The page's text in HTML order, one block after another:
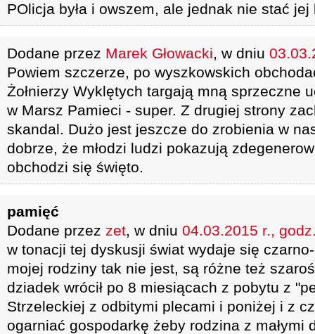
POlicja była i owszem, ale jednak nie stać jej
Dodane przez Marek Głowacki, w dniu
Powiem szczerze, po wyszkowskich
Żołnierzy Wyklętych targają mną sprzeczne
w Marsz Pamieci - super. Z drugiej strony
skandal. Dużo jest jeszcze do zrobienia w
dobrze, że młodzi ludzi pokazują
obchodzi się święto.
pamięć
Dodane przez zet, w dniu 04.03.2015 r.,
w tonacji tej dyskusji świat wydaje się
mojej rodziny tak nie jest, są różne też
dziadek wrócił po 8 miesiącach z pobytu z
Strzeleckiej z odbitymi plecami i poniżej i z
ogarniać gospodarkę żeby rodzina z małymi